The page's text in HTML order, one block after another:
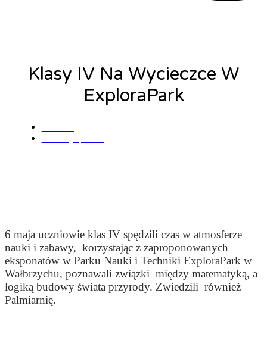
Klasy IV Na Wycieczce W
ExploraPark
6 maja uczniowie klas IV spędzili czas w atmosferze
nauki i zabawy, korzystając z zaproponowanych
eksponatów w Parku Nauki i Techniki ExploraPark w
Wałbrzychu, poznawali związki między matematyką, a
logiką budowy świata przyrody. Zwiedzili również
Palmiarnię.